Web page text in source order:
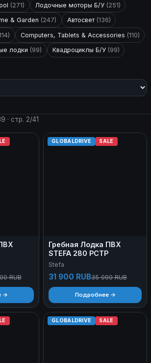
(271) Лодочные моторы Б/У (251)
& Garden (247) Автосвет (136)
Computers, Tablets & Accessories (110)
лодки (99) Квадроциклы Б/У (99)
· стр. 2/41
RUB
→
GLOBALDRIVE SALE
Гребная Лодка ПВХ
STEFA 280 РСТР
Stefa
31 900 RUB35 090 RUB
Подробнее →
GLOBALDRIVE SALE